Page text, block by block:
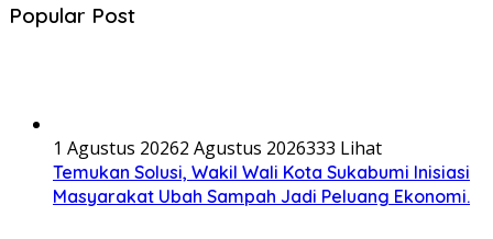
Popular Post
1 Agustus 20262 Agustus 2026333 Lihat
Temukan Solusi, Wakil Wali Kota Sukabumi Inisiasi
Masyarakat Ubah Sampah Jadi Peluang Ekonomi.